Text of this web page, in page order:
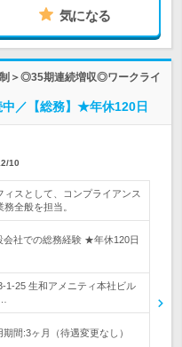
気になる
＞◎35期連続増収◎ワークライ
中／【総務】★年休120日
10
スとして、コンプライアンス
全般を担当。
会社での総務経験 ★年休120日
1-25 生和アメニティ本社ビル
間:3ヶ月（待遇変更なし）